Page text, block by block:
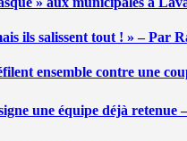
ils salissent tout ! » – Par
ensemble contre une
une équipe déjà